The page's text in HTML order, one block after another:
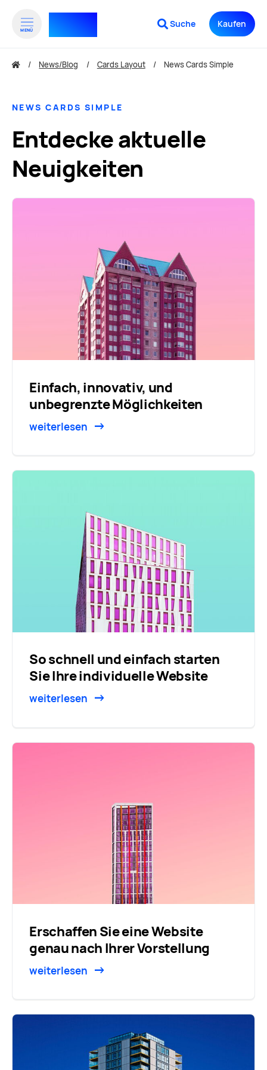
MENÜ Design⁺ Suche Kaufen
zum Inhalt springen
News/Blog Cards Layout News Cards Simple
NEWS CARDS SIMPLE
Entdecke aktuelle
Neuigkeiten
Einfach, innovativ, und
unbegrenzte Möglichkeiten
weiterlesen
So schnell und einfach starten
Sie Ihre individuelle Website
weiterlesen
Erschaffen Sie eine Website
genau nach Ihrer Vorstellung
weiterlesen